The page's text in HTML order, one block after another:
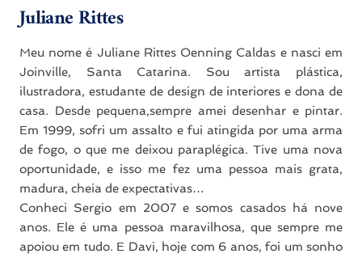
Juliane Rittes
Meu nome é Juliane Rittes Oenning Caldas e nasci em
Joinville, Santa Catarina. Sou artista plástica,
ilustradora, estudante de design de interiores e dona de
casa. Desde pequena,sempre amei desenhar e pintar.
Em 1999, sofri um assalto e fui atingida por uma arma
de fogo, o que me deixou paraplégica. Tive uma nova
oportunidade, e isso me fez uma pessoa mais grata,
madura, cheia de expectativas…
Conheci Sergio em 2007 e somos casados há nove
anos. Ele é uma pessoa maravilhosa, que sempre me
apoiou em tudo. E Davi, hoje com 6 anos, foi um sonho